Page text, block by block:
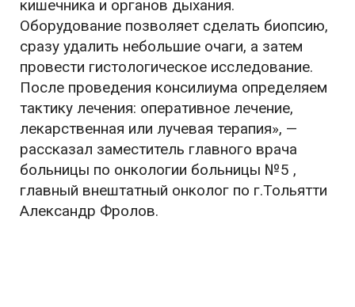
кишечника и органов дыхания.
Оборудование позволяет сделать биопсию,
сразу удалить небольшие очаги, а затем
провести гистологическое исследование.
После проведения консилиума определяем
тактику лечения: оперативное лечение,
лекарственная или лучевая терапия», —
рассказал заместитель главного врача
больницы по онкологии больницы №5 ,
главный внештатный онколог по г.Тольятти
Александр Фролов.